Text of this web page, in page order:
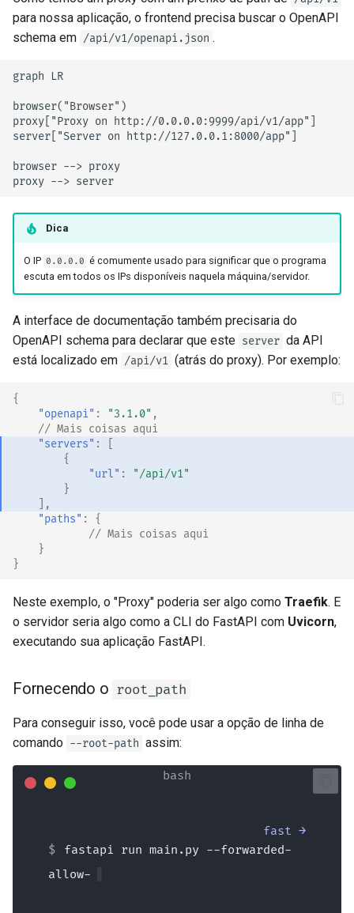
para nossa aplicação, o frontend precisa buscar o OpenAPI
schema em /api/v1/openapi.json .
graph LR
browser("Browser")
proxy["Proxy on http://0.0.0.0:9999/api/v1/app"]
server["Server on http://127.0.0.1:8000/app"]
browser --> proxy
proxy --> server
Dica
O IP 0.0.0.0 é comumente usado para significar que o programa
escuta em todos os IPs disponíveis naquela máquina/servidor.
A interface de documentação também precisaria do
OpenAPI schema para declarar que este server da API
está localizado em /api/v1 (atrás do proxy). Por exemplo:
{
"openapi" : "3.1.0" ,
// Mais coisas aqui
"servers" :
{
"url" :
"/api/v1"
}
],
"paths" :
{
// Mais coisas aqui
}
}
Neste exemplo, o "Proxy" poderia ser algo como Traefik. E
o servidor seria algo como a CLI do FastAPI com Uvicorn,
executando sua aplicação FastAPI.
Fornecendo o root_path
Para conseguir isso, você pode usar a opção de linha de
comando --root-path assim:
fast →
fastapi run main.py --forwarded-
allow-ips="*" --root-